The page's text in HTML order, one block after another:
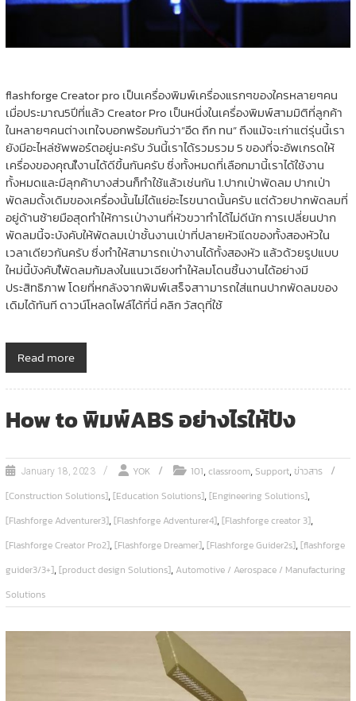
flashforge Creator pro เป็นเครื่องพิมพ์เครื่องแรกๆของใครหลายๆคน
เมื่อประมาณ5ปีที่แล้ว Creator Pro เป็นหนึ่งในเครื่องพิมพ์สามมิติที่ลูกค้า
ในหลายๆคนต่างเทใจบอกพร้อมกันว่า”อึด ถึก ทน” ถึงแม้จะเก่าแต่รุ่นนี้เรา
ยังมีอะไหล่ซัพพอร์ตอยู่นะครับ วันนี้เราได้รวมรวม 5 ของที่จะอัพเกรดให้
เครื่องของคุณใ้งานได้ดีขึ้นกันครับ ซึ่งทั้งหมดที่เลือกมานี้เราได้ใช้งาน
ทั้งหมดและมีลุกค้าบางส่วนก็ทำใช้แล้วเช่นกัน 1.ปากเป่าพัดลม ปากเป่า
พัดลมดั้งเดิมของเครื่องนั้นไม่ได้แย่อะไรขนาดนั้นครับ แต่ด้วยปากพัดลมที่
อยู่ด้านซ้ายมือสุดทำให้การเป่างานที่หัวขวาทำได้ไม่ดีนัก การเปลี่ยนปาก
พัดลมนี้จะบังคับให้พัดลมเป่าชั้นงานเป่าที่ปลายหัวแีดของทั้งสองหัวใน
เวลาเดียวกันครับ ซึ่งทำให้สามารถเป่างานได้ทั้งสองหัว แล้วด้วยรูปแบบ
ใหม่นี้บังคับใ้พัดลมก้มลงในแนวเฉียงทำให้ลมโดนชิ้นงานได้อย่างมี
ประสิทธิภาพ โดยที่หกลังจากพิมพ์เสร็จสาามารถใส่แทนปากพัดลมของ
เดิมได้ทันที ดาวน์โหลดไฟล์ได้ที่นี่ คลิก วัสดุที่ใช้
Read more
How to พิมพ์ABS อย่างไรให้ปัง
January 18, 2023 YOK 101,classroom,Support,ข่าวสาร
[Construction Solutions],[Education Solutions],[Engineering Solutions],
[Flashforge Adventurer3],[Flashforge Adventurer4],[Flashforge creator 3],
[Flashforge Creator Pro2],[Flashforge Dreamer],[Flashforge Guider2s],[flashforge
guider3/3+],[product design Solutions], Automotive / Aerospace / Manufacturing
Solutions